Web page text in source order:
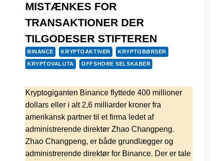
MISTÆNKES FOR
TRANSAKTIONER DER
TILGODESER STIFTEREN
BINANCE KRYPTOAKTIVER KRYPTOBØRSER
KRYPTOVALUTA OFFSHORE SELSKABER
Kryptogiganten Binance flyttede 400 millioner
dollars eller i alt 2,6 milliarder kroner fra
amerikansk partner til et firma ledet af
administrerende direktør Zhao Changpeng.
Zhao Changpeng, er både grundlægger og
administrerende direktør for Binance. Der er tale